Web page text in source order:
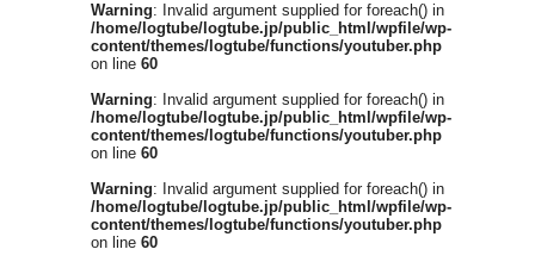
Warning: Invalid argument supplied for foreach() in
/home/logtube/logtube.jp/public_html/wpfile/wp-
content/themes/logtube/functions/youtuber.php
on line 60
Warning: Invalid argument supplied for foreach() in
/home/logtube/logtube.jp/public_html/wpfile/wp-
content/themes/logtube/functions/youtuber.php
on line 60
Warning: Invalid argument supplied for foreach() in
/home/logtube/logtube.jp/public_html/wpfile/wp-
content/themes/logtube/functions/youtuber.php
on line 60